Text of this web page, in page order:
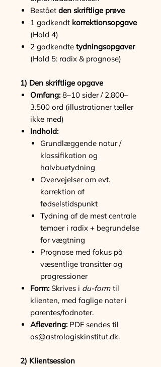
Bestået den skriftlige prøve
1 godkendt korrektionsopgave
(Hold 4)
2 godkendte tydningsopgaver
(Hold 5: radix & prognose)
1) Den skriftlige opgave
Omfang:8–10 sider / 2.800–
3.500 ord (illustrationer tæller
ikke med)
Indhold:
Grundlæggende natur /
klassifikation og
halvbuetydning
Overvejelser om evt.
korrektion af
fødselstidspunkt
Tydning af de mest centrale
temaer i radix + begrundelse
for vægtning
Prognose med fokus på
væsentlige transitter og
progressioner
Form:Skrives i du-form til
klienten, med faglige noter i
parentes/fodnoter.
Aflevering:PDF sendes til
os@astrologiskinstitut.dk.
2) Klientsession